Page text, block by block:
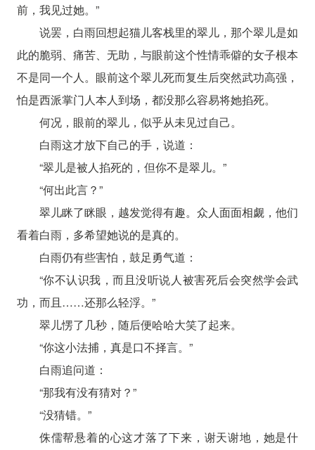
前，我见过她。”
说罢，白雨回想起猫儿客栈里的翠儿，那个翠儿是如
此的脆弱、痛苦、无助，与眼前这个性情乖僻的女子根本
不是同一个人。眼前这个翠儿死而复生后突然武功高强，
怕是西派掌门人本人到场，都没那么容易将她掐死。
何况，眼前的翠儿，似乎从未见过自己。
白雨这才放下自己的手，说道：
“翠儿是被人掐死的，但你不是翠儿。”
“何出此言？”
翠儿眯了眯眼，越发觉得有趣。众人面面相觑，他们
看着白雨，多希望她说的是真的。
白雨仍有些害怕，鼓足勇气道：
“你不认识我，而且没听说人被害死后会突然学会武
功，而且……还那么轻浮。”
翠儿愣了几秒，随后便哈哈大笑了起来。
“你这小法捕，真是口不择言。”
白雨追问道：
“那我有没有猜对？”
“没猜错。”
侏儒帮悬着的心这才落了下来，谢天谢地，她是什